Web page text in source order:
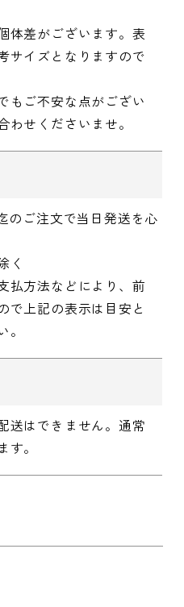
体差がございます。表
サイズとなりますので
もご不安な点がござい
わせくださいませ。
のご注文で当日発送を心
く
払方法などにより、前
で上記の表示は目安と
送はできません。通常
。